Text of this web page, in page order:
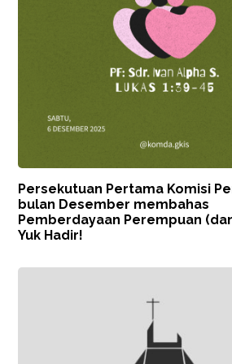
Persekutuan Pertama Komisi
bulan Desember membahas
Pemberdayaan Perempuan
Yuk Hadir!